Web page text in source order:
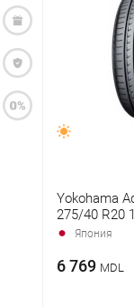
Yokohama
275/40 R20
Япония
6 769 MDL